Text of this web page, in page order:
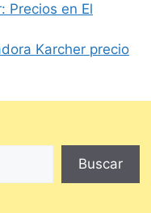
Precios en El
Karcher precio
Buscar